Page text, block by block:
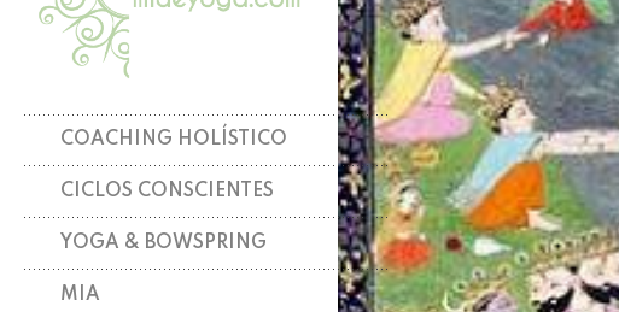
COACHING HOLÍSTICO
CICLOS CONSCIENTES
YOGA & BOWSPRING
MIA